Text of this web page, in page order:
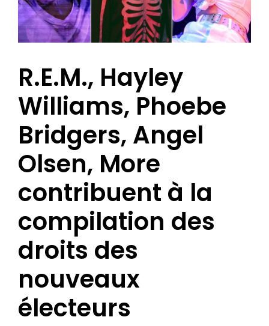
R.E.M., Hayley
Williams, Phoebe
Bridgers, Angel
Olsen, More
contribuent à la
compilation des
droits des
nouveaux
électeurs